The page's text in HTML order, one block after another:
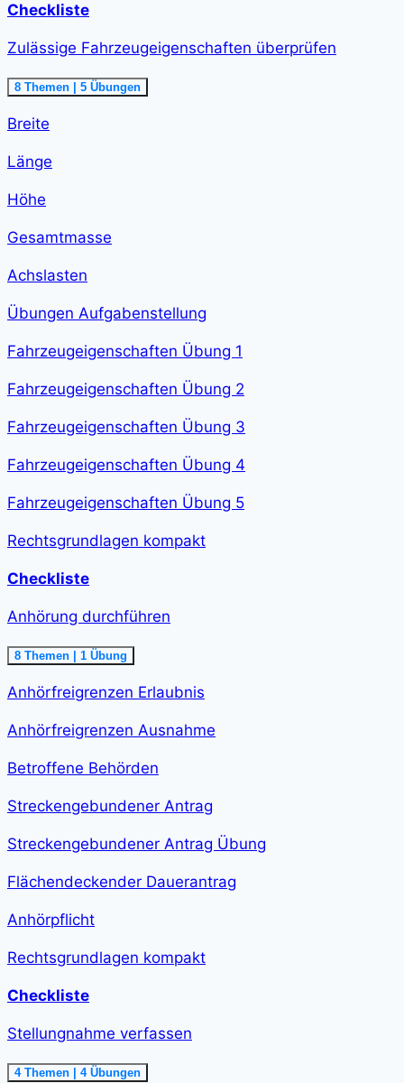
Checkliste
Zulässige Fahrzeugeigenschaften überprüfen
Ausklappen
Zulässige
Fahrzeugeigenschaften
class="course-
duration">1
h
min
</span>
8 Themen 5 Übungen
Breite
Länge
Höhe
Gesamtmasse
Achslasten
Übungen Aufgabenstellung
Fahrzeugeigenschaften Übung 1
Fahrzeugeigenschaften Übung 2
Fahrzeugeigenschaften Übung 3
Fahrzeugeigenschaften Übung 4
Fahrzeugeigenschaften Übung 5
Rechtsgrundlagen kompakt
Checkliste
Anhörung durchführen
Ausklappen
Anhörung
durchführen<span
step-
h
11
</span>
8 Themen 1 Übung
Anhörfreigrenzen Erlaubnis
Anhörfreigrenzen Ausnahme
Betroffene Behörden
Streckengebundener Antrag
Streckengebundener Antrag Übung
Flächendeckender Dauerantrag
Anhörpflicht
Rechtsgrundlagen kompakt
Checkliste
Stellungnahme verfassen
Ausklappen
Stellungnahme
4 Themen 4 Übungen